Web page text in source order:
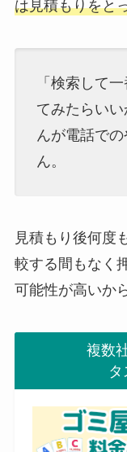
は見積もりをと
「検索して
てみたらい
んが電話で
ん。
見積もり後何度
較する間もなく
可能性が高いか
複数
タ